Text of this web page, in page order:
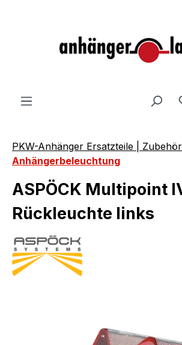
PKW-Anhänger Ersatzteile | Zubehör
Anhängerbeleuchtung
ASPÖCK Multipoint
Rückleuchte links